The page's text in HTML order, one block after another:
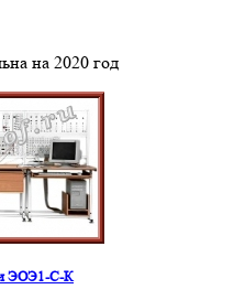
на 2020 год
ЭОЭ1-С-К